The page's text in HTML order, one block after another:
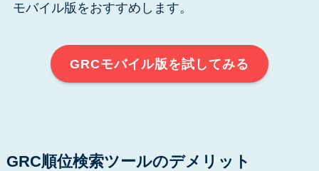
モバイル版をおすすめします。
GRCモバイル版を試してみる
GRC順位検索ツールのデメリット